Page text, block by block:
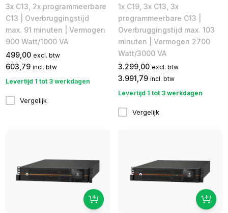
3x C13, 2x programmeerbare
C13 | Overbruggingstijd
max. 91 minuten | Vermogen
900 Watt/1000 VA
499,00 excl. btw
603,79 incl. btw
Levertijd 1 tot 3 werkdagen
Vergelijk
1x C19, 3x C13, 3x
programmeerbare C13 |
Overbruggingstijd max. 103
minuten | Vermogen 2700
Watt/3000 VA
3.299,00 excl. btw
3.991,79 incl. btw
Levertijd 1 tot 3 werkdagen
Vergelijk